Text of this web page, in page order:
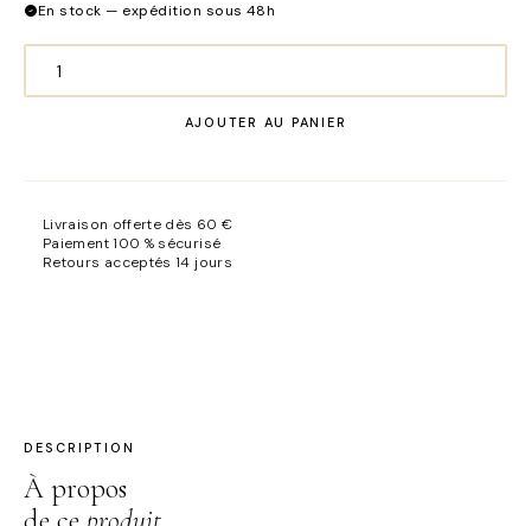
En stock — expédition sous 48h
quantité
-10%
Essentiel
AJOUTER AU PANIER
Livraison offerte dès 60 €
Paiement 100 % sécurisé
Retours acceptés 14 jours
DESCRIPTION
À propos